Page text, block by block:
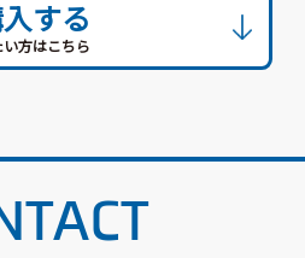
する
方はこちら